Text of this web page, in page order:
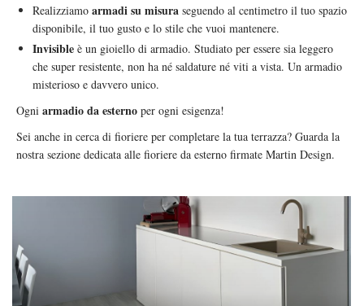
Realizziamo armadi su misura seguendo al centimetro il tuo spazio
disponibile, il tuo gusto e lo stile che vuoi mantenere.
Invisible è un gioiello di armadio. Studiato per essere sia leggero
che super resistente, non ha né saldature né viti a vista. Un armadio
misterioso e davvero unico.
Ogni armadio da esterno per ogni esigenza!
Sei anche in cerca di fioriere per completare la tua terrazza? Guarda la
nostra sezione dedicata alle fioriere da esterno firmate Martin Design.